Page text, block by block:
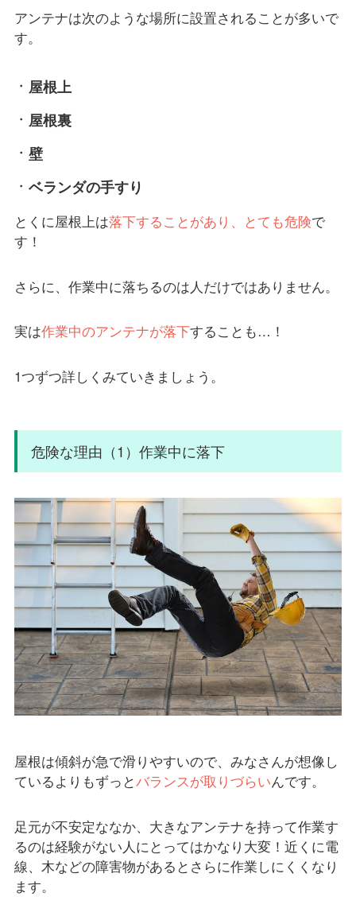
アンテナは次のような場所に設置されることが多いで
す。
屋根上
屋根裏
壁
ベランダの手すり
とくに屋根上は落下することがあり、とても危険で
す！
さらに、作業中に落ちるのは人だけではありません。
実は作業中のアンテナが落下することも…！
1つずつ詳しくみていきましょう。
危険な理由（1）作業中に落下
屋根は傾斜が急で滑りやすいので、みなさんが想像し
ているよりもずっとバランスが取りづらいんです。
足元が不安定ななか、大きなアンテナを持って作業す
るのは経験がない人にとってはかなり大変！近くに電
線、木などの障害物があるとさらに作業しにくくなり
ます。